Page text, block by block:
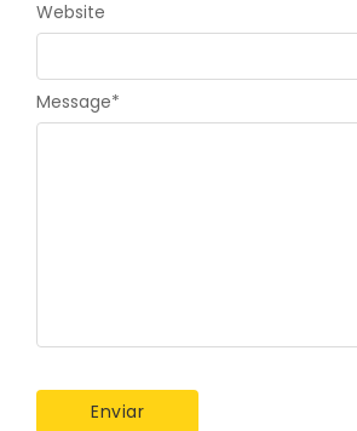
Message*
Website